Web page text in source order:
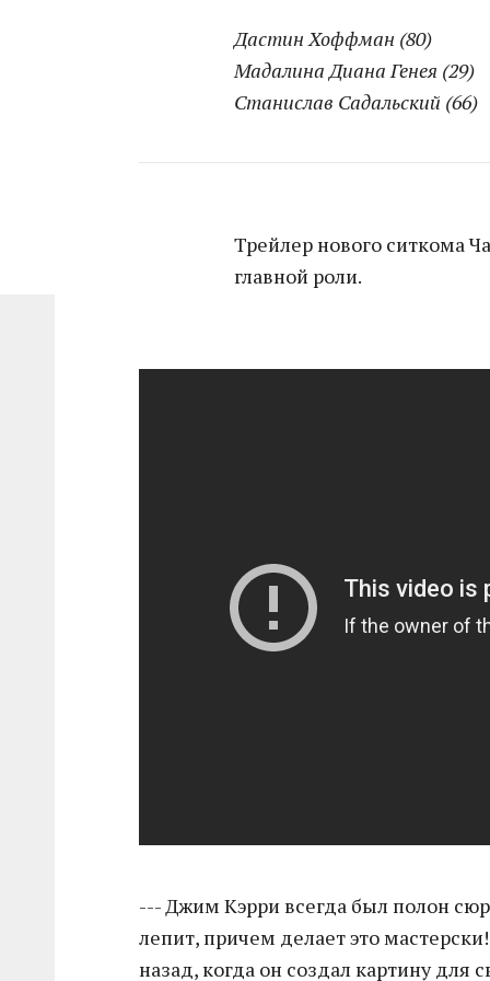
Дастин Хоффман (80)
Мадалина Диана Генея (29)
Станислав Садальский (66)
Трейлер нового ситкома
главной роли.
--- Джим Кэрри всегда был полон
лепит, причем делает это
назад, когда он создал картину